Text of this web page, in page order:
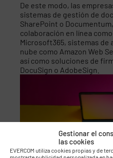
Gestionar el
las cookies
EVERCOM utiliza cookies propias y de
mostrarte publicidad personalizada en
De este modo, las
sistemas de gestión de
SharePoint o
colaboración en línea
Microsoft365, sistemas de
nube como Amazon Web
así como soluciones de
DocuSign o AdobeSign.